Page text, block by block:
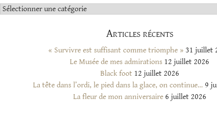
Catégories
Articles récents
« Survivre est suffisant comme triomphe » 31 juillet
Le Musée de mes admirations 12 juillet 2026
Black foot 12 juillet 2026
La tête dans l’ordi, le pied dans la glace, on continue… 9
La fleur de mon anniversaire 6 juillet 2026